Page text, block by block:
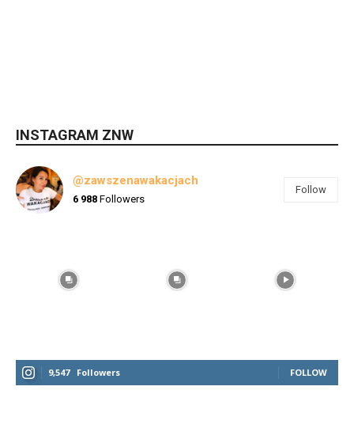
INSTAGRAM ZNW
@zawszenawakacjach
6 988 Followers
Follow
9,547 Followers FOLLOW